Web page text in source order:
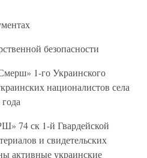
безопасности
1-го Украинского
националистов села
74 ск 1-й Гвардейской
и свидетельских
активные украинские